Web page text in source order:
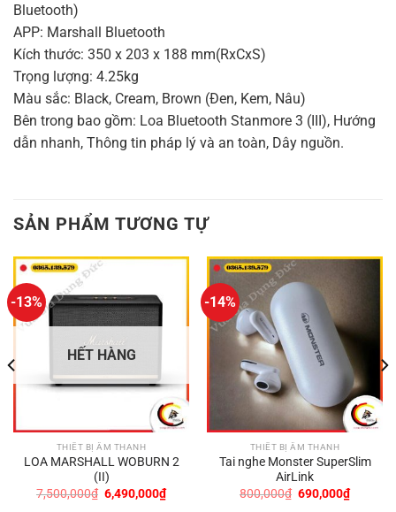
Bluetooth)
APP: Marshall Bluetooth
Kích thước: 350 x 203 x 188 mm(RxCxS)
Trọng lượng: 4.25kg
Màu sắc: Black, Cream, Brown (Đen, Kem, Nâu)
Bên trong bao gồm: Loa Bluetooth Stanmore 3 (III), Hướng
dẫn nhanh, Thông tin pháp lý và an toàn, Dây nguồn.
SẢN PHẨM TƯƠNG TỰ
-13%
HẾT HÀNG
THIẾT BỊ ÂM THANH
LOA MARSHALL WOBURN 2
(II)
7,500,000₫ Giá
gốc
6,490,000₫Giá
hiện
-14%
THIẾT BỊ ÂM THANH
Tai nghe Monster SuperSlim
AirLink
800,000₫ Giá
690,000₫Giá
hiện